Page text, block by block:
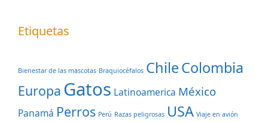
Etiquetas
Bienestar de las mascotas Braquiocéfalos ChileColombia
Europa Gatos Latinoamerica México
Panamá Perros Perú Razas peligrosas USA Viaje en avión